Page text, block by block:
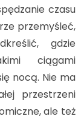
czasu
przemyśleć,
gdzie
ciągami
nocą. Nie ma
przestrzeni
ale też